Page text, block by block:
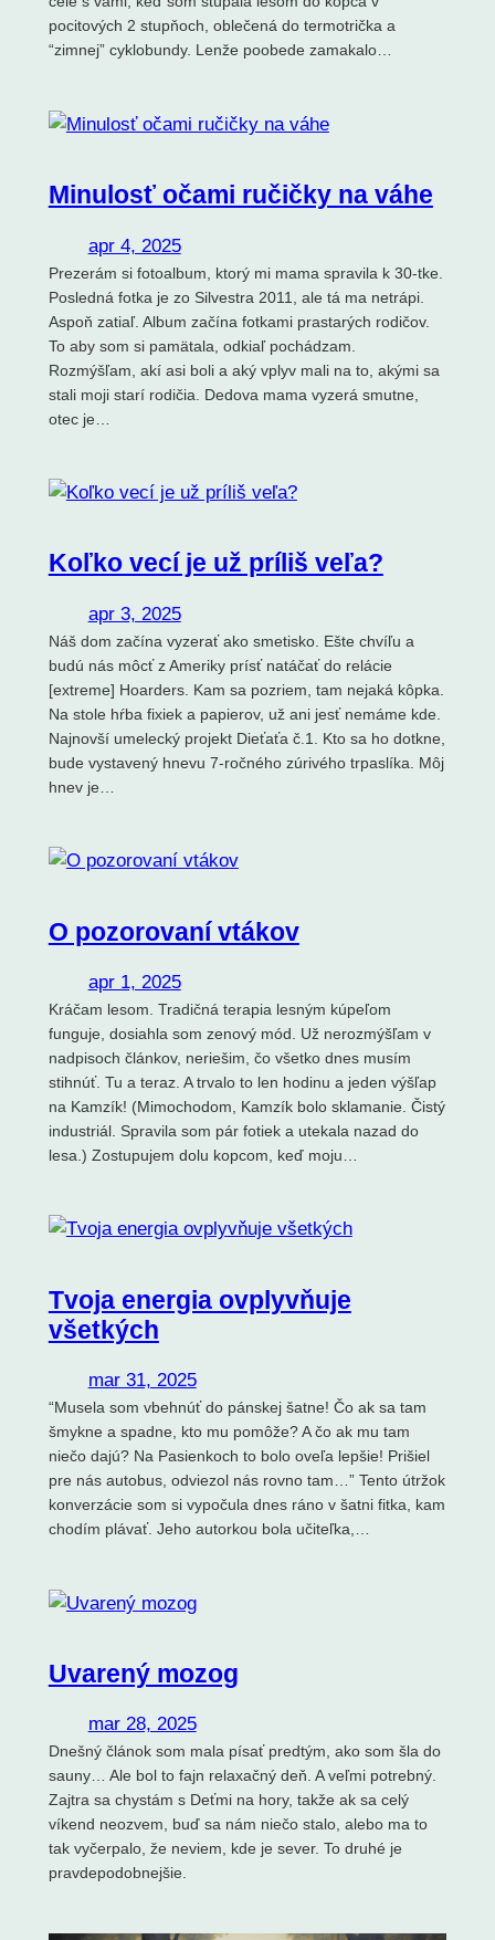
pocitových 2 stupňoch, oblečená do termotrička a
“zimnej” cyklobundy. Lenže poobede zamakalo…
Minulosť očami ručičky na váhe
apr 4, 2025
Prezerám si fotoalbum, ktorý mi mama spravila k 30-tke.
Posledná fotka je zo Silvestra 2011, ale tá ma netrápi.
Aspoň zatiaľ. Album začína fotkami prastarých rodičov.
To aby som si pamätala, odkiaľ pochádzam.
Rozmýšľam, akí asi boli a aký vplyv mali na to, akými sa
stali moji starí rodičia. Dedova mama vyzerá smutne,
otec je…
Koľko vecí je už príliš veľa?
apr 3, 2025
Náš dom začína vyzerať ako smetisko. Ešte chvíľu a
budú nás môcť z Ameriky prísť natáčať do relácie
[extreme] Hoarders. Kam sa pozriem, tam nejaká kôpka.
Na stole hŕba fixiek a papierov, už ani jesť nemáme kde.
Najnovší umelecký projekt Dieťaťa č.1. Kto sa ho dotkne,
bude vystavený hnevu 7-ročného zúrivého trpaslíka. Môj
hnev je…
O pozorovaní vtákov
apr 1, 2025
Kráčam lesom. Tradičná terapia lesným kúpeľom
funguje, dosiahla som zenový mód. Už nerozmýšľam v
nadpisoch článkov, neriešim, čo všetko dnes musím
stihnúť. Tu a teraz. A trvalo to len hodinu a jeden výšľap
na Kamzík! (Mimochodom, Kamzík bolo sklamanie. Čistý
industriál. Spravila som pár fotiek a utekala nazad do
lesa.) Zostupujem dolu kopcom, keď moju…
Tvoja energia ovplyvňuje
všetkých
mar 31, 2025
“Musela som vbehnúť do pánskej šatne! Čo ak sa tam
šmykne a spadne, kto mu pomôže? A čo ak mu tam
niečo dajú? Na Pasienkoch to bolo oveľa lepšie! Prišiel
pre nás autobus, odviezol nás rovno tam…” Tento útržok
konverzácie som si vypočula dnes ráno v šatni fitka, kam
chodím plávať. Jeho autorkou bola učiteľka,…
Uvarený mozog
mar 28, 2025
Dnešný článok som mala písať predtým, ako som šla do
sauny… Ale bol to fajn relaxačný deň. A veľmi potrebný.
Zajtra sa chystám s Deťmi na hory, takže ak sa celý
víkend neozvem, buď sa nám niečo stalo, alebo ma to
tak vyčerpalo, že neviem, kde je sever. To druhé je
pravdepodobnejšie.